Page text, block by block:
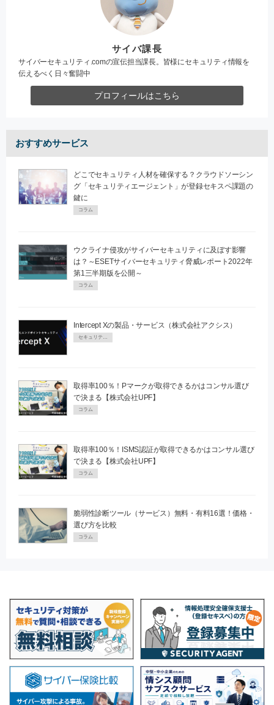
サイバ課長
サイバーセキュリティ.comの宣伝担当課長。皆様にセキュリティ情報を
伝えるべく日々奮闘中
プロフィールはこちら
おすすめサービス
どこでセキュリティ人材を確保する？クラウドソーシン
グ「セキュリティエージェント」が登録セキスペ課題の
鍵に
コラム
ウクライナ侵攻がサイバーセキュリティに及ぼす影響
は？～ESETサイバーセキュリティ脅威レポート2022年
第1三半期版を公開～
コラム
Intercept Xの製品・サービス（株式会社アクシス）
取得率100％！Pマークが取得できるかはコンサル選び
で決まる【株式会社UPF】
コラム
取得率100％！ISMS認証が取得できるかはコンサル選び
で決まる【株式会社UPF】
コラム
脆弱性診断ツール（サービス）無料・有料16選！価格・
選び方を比較
コラム